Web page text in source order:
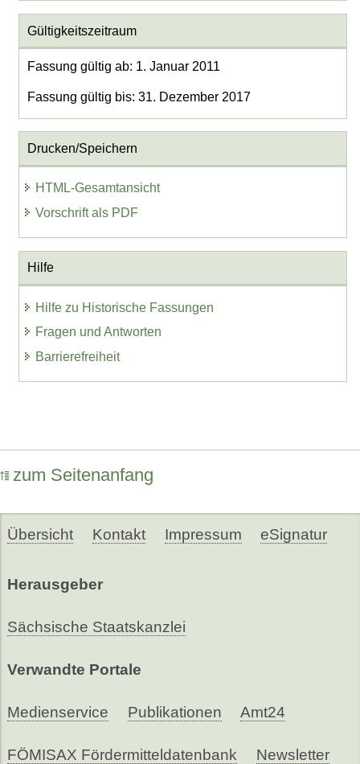
Gültigkeitszeitraum
Fassung gültig ab: 1. Januar 2011
Fassung gültig bis: 31. Dezember 2017
Drucken/Speichern
HTML-Gesamtansicht
Vorschrift als PDF
Hilfe
Hilfe zu Historische Fassungen
Fragen und Antworten
Barrierefreiheit
zum Seitenanfang
Übersicht Kontakt Impressum eSignatur
Herausgeber
Sächsische Staatskanzlei
Verwandte Portale
Medienservice Publikationen Amt24
FÖMISAX Fördermitteldatenbank Newsletter